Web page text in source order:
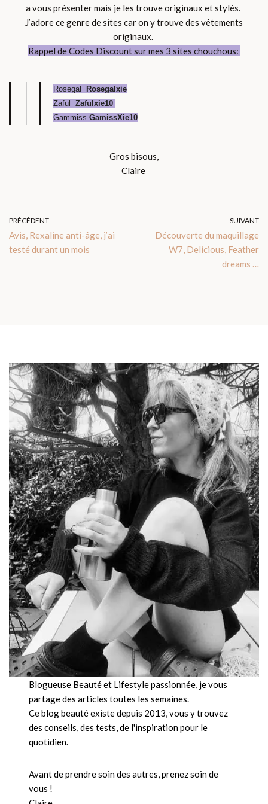
a vous présenter mais je les trouve originaux et stylés.
J’adore ce genre de sites car on y trouve des vêtements
originaux.
Rappel de Codes Discount sur mes 3 sites chouchous:
Rosegal
Rosegalxie
Zaful
Zafulxie10
GammissGamissXie10
Gros bisous,
Claire
PRÉCÉDENT
Avis, Rexaline anti-âge, j’ai
testé durant un mois
SUIVANT
Découverte du maquillage
W7, Delicious, Feather
dreams …
Blogueuse Beauté et Lifestyle passionnée, je vous
partage des articles toutes les semaines.
Ce blog beauté existe depuis 2013, vous y trouvez
des conseils, des tests, de l'inspiration pour le
quotidien.
Avant de prendre soin des autres, prenez soin de
vous !